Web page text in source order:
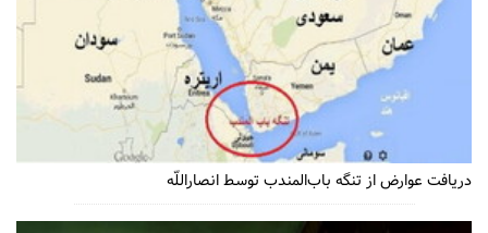
دریافت عوارض از تنگه باب‌المندب توسط انصاراللّه